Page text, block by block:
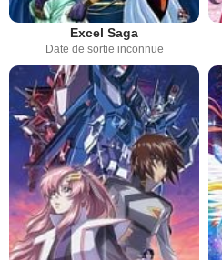
Excel Saga
Date de sortie inconnue